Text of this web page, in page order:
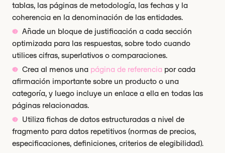
tablas, las páginas de metodología, las fechas y la
coherencia en la denominación de las entidades.
Añade un bloque de justificación a cada sección
optimizada para las respuestas, sobre todo cuando
utilices cifras, superlativos o comparaciones.
Crea al menos una página de referencia por cada
afirmación importante sobre un producto o una
categoría, y luego incluye un enlace a ella en todas las
páginas relacionadas.
Utiliza fichas de datos estructuradas a nivel de
fragmento para datos repetitivos (normas de precios,
especificaciones, definiciones, criterios de elegibilidad).